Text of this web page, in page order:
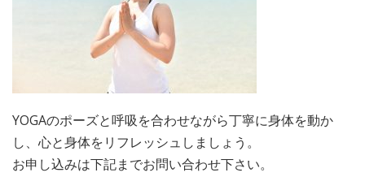
YOGAのポーズと呼吸を合わせながら丁寧に身体を動か
し、心と身体をリフレッシュしましょう。
お申し込みは下記までお問い合わせ下さい。